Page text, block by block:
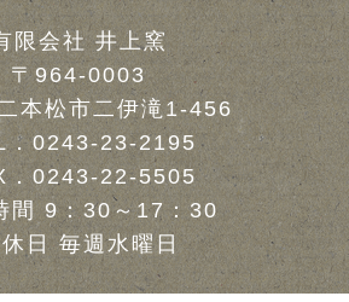
限会社 井上窯
〒964-0003
本松市二伊滝1-456
．0243-23-2195
．0243-22-5505
間 9：30～17：30
日 毎週水曜日